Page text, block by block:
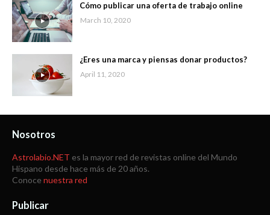
Cómo publicar una oferta de trabajo online
March 10, 2020
¿Eres una marca y piensas donar productos?
April 11, 2020
Nosotros
Astrolabio.NET es la mayor red de revistas online del Mundo
Hispano desde hace más de 20 años.
Conoce nuestra red
Publicar